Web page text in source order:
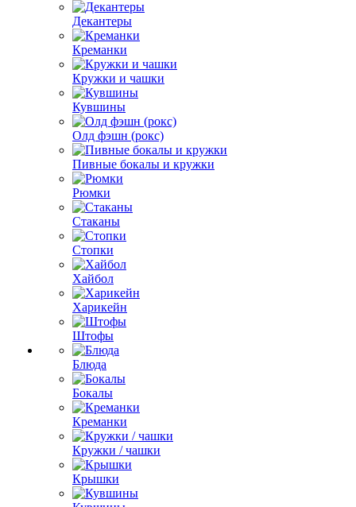
Декантеры
Креманки
Кружки и чашки
Кувшины
Олд фэшн (рокс)
Пивные бокалы и кружки
Рюмки
Стаканы
Стопки
Хайбол
Харикейн
Штофы
Блюда
Бокалы
Креманки
Кружки / чашки
Крышки